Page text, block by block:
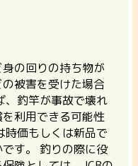
の回りの持ち物が
被害を受けた場合
釣竿が事故で壊れ
利用できる可能性
時価もしくは新品で
す。 釣りの際に役